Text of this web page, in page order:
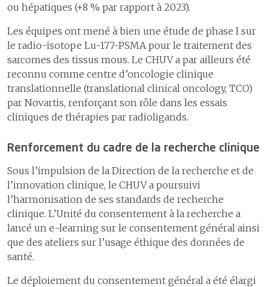
ou hépatiques (+8 % par rapport à 2023).
Les équipes ont mené à bien une étude de phase I sur
le radio-isotope Lu-177-PSMA pour le traitement des
sarcomes des tissus mous. Le CHUV a par ailleurs été
reconnu comme centre d’oncologie clinique
translationnelle (translational clinical oncology, TCO)
par Novartis, renforçant son rôle dans les essais
cliniques de thérapies par radioligands.
Renforcement du cadre de la recherche clinique
Sous l’impulsion de la Direction de la recherche et de
l’innovation clinique, le CHUV a poursuivi
l’harmonisation de ses standards de recherche
clinique. L’Unité du consentement à la recherche a
lancé un e-learning sur le consentement général ainsi
que des ateliers sur l’usage éthique des données de
santé.
Le déploiement du consentement général a été élargi